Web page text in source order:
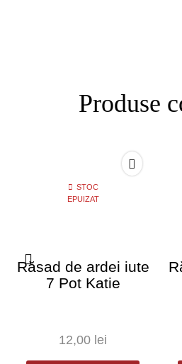
Produse
STOC
EPUIZAT
Răsad de ardei iute
7 Pot Katie
12,00 lei